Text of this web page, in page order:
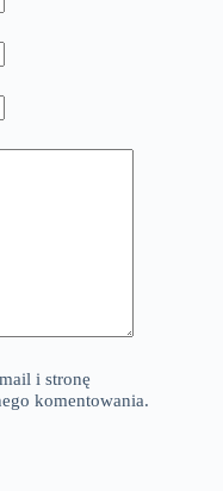
i stronę
komentowania.